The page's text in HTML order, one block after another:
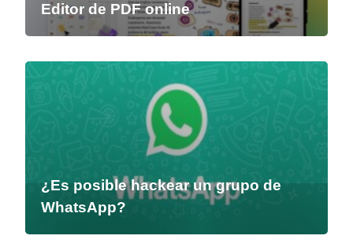
Editor de PDF online
¿Es posible hackear un grupo de
WhatsApp?